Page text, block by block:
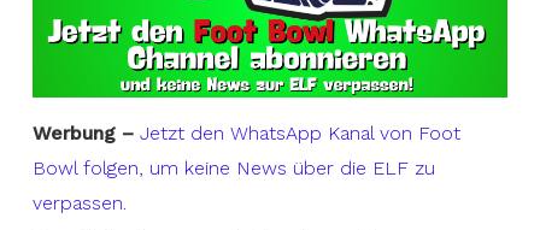
Werbung – Jetzt den WhatsApp Kanal von Foot
Bowl folgen, um keine News über die ELF zu
verpassen.